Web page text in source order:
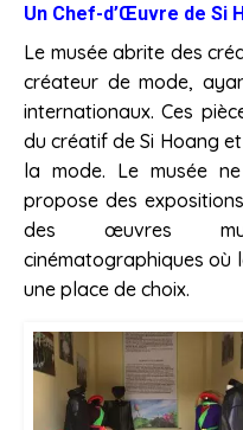
Un Chef-d’Œuvre de Si
Le musée abrite des
créateur de mode,
internationaux. Ces
du créatif de Si Hoang
la mode. Le musée
propose des
des œuvres
cinématographiques où
une place de choix.